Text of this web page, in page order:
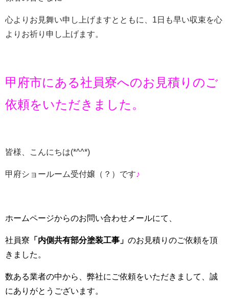
心よりお見舞い申し上げますとともに、 1 日も早い収束を心
よりお祈り申し上げます。
甲府市にある社員寮へのお見積りのご
依頼をいただきました。
皆様、こんにちは(*^^*)
甲府ショールーム受付嬢（？）です♪
ホームページからのお問い合わせメールにて、
社員寮 「内側共有部分塗装工事」 のお見積りのご依頼を頂
きました。
数ある業者の中から、弊社にご依頼をいただきまして、誠
にありがとうございます。